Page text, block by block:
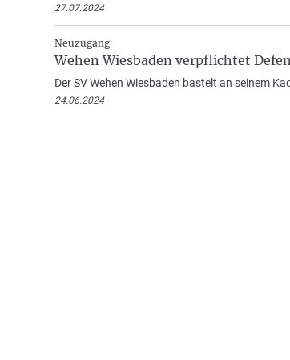
27.07.2024
Neuzugang
Wehen Wiesbaden verpflichtet
Der SV Wehen Wiesbaden bastelt an seinem
24.06.2024